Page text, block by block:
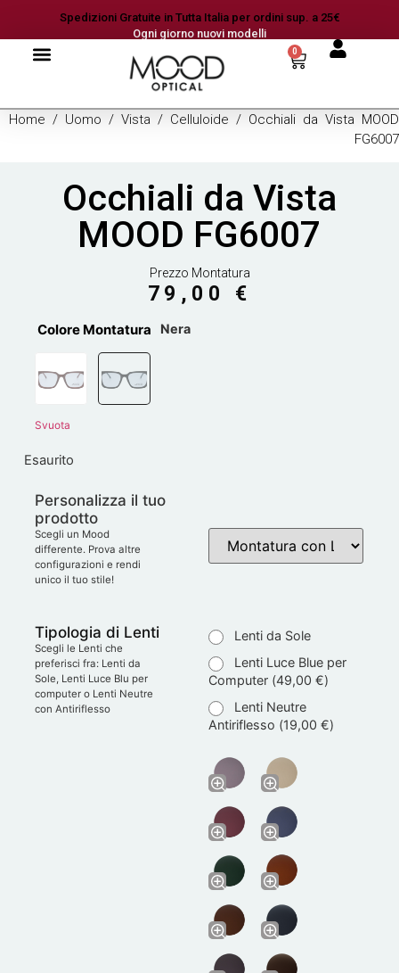
Spedizioni Gratuite in Tutta Italia per ordini sup. a 25€
Ogni giorno nuovi modelli
0
Home / Uomo / Vista / Celluloide / Occhiali da Vista MOOD
FG6007
Occhiali da Vista
MOOD FG6007
Prezzo Montatura
79,00 €
Colore Montatura Nera
Svuota
Esaurito
Personalizza il tuo
prodotto
Scegli un Mood
differente. Prova altre
configurazioni e rendi
unico il tuo stile!
Tipologia di Lenti
Scegli le Lenti che
preferisci fra: Lenti da
Sole, Lenti Luce Blu per
computer o Lenti Neutre
con Antiriflesso
Lenti da Sole
Lenti Luce Blue per
Computer (49,00 €)
Lenti Neutre
Antiriflesso (19,00 €)